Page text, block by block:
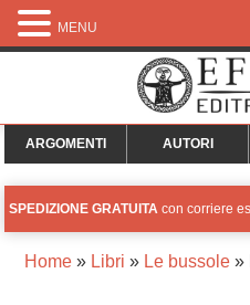
ARGOMENTI AUTORI
SPEDIZIONE GRATUITA con corriere
Home» Libri » Le bussole»
MENU